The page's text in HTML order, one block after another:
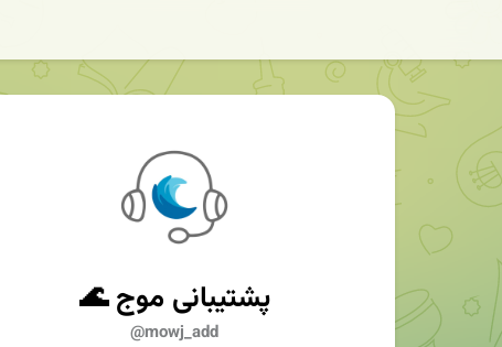
پشتیبانی موج 🌊
@mowj_add